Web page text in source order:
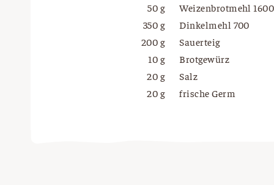
50 g
Weizenbrotmehl 1600
350 g
Dinkelmehl 700
200 g
Sauerteig
10 g
Brotgewürz
20 g
Salz
20 g
frische Germ